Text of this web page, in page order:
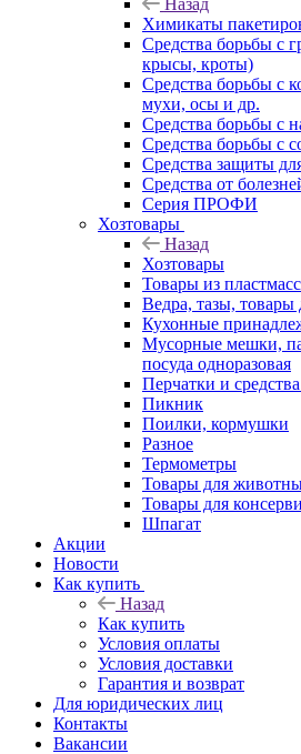
Назад
Химикаты
Средства борьбы с
крысы, кроты)
Средства борьбы с
мухи, осы и др.
Средства борьбы с
Средства борьбы с
Средства защиты
Средства от
Серия ПРОФИ
Хозтовары
Назад
Хозтовары
Товары из
Ведра, тазы, товары
Кухонные
Мусорные мешки,
посуда одноразовая
Перчатки и
Пикник
Поилки, кормушки
Разное
Термометры
Товары для
Товары для
Шпагат
Акции
Новости
Как купить
Назад
Как купить
Условия оплаты
Условия доставки
Гарантия и возврат
Для юридических лиц
Контакты
Вакансии